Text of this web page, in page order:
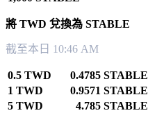
將 TWD 兌換為 STABLE
截至本日 10:46 AM
0.5 TWD
0.4785 STABLE
1 TWD
0.9571 STABLE
5 TWD
4.785 STABLE